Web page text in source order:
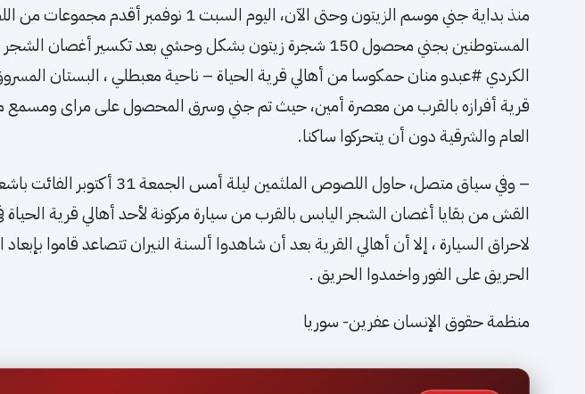
منذ بداية جني موسم الزيتون وحتى الآن، اليوم السبت 1 نوفمبر أقدم
المستوطنين بجني محصول 150 شجرة زيتون بشكل وحشي بعد تكسير أغصان
الكردي #عبدو منان حمكوسا من أهالي قرية الحياة – ناحية معبطلي ، البستان
قرية أفرازه بالقرب من معصرة أمين، حيث تم جني وسرق المحصول على مراى ومسمع
العام والشرقية دون أن يتحركوا ساكنا.
– وفي سياق متصل، حاول اللصوص الملثمين ليلة
القش من بقايا أغصان الشجر اليابس بالقرب من سيارة مركونة لأحد أهالي قرية
لاحراق السيارة ، إلا أن أهالي القرية بعد أن شاهدوا ألسنة النيران تتصاعد قاموا
الحريق على الفور واخمدوا الحريق .
منظمة حقوق الإنسان عفرين- سوريا